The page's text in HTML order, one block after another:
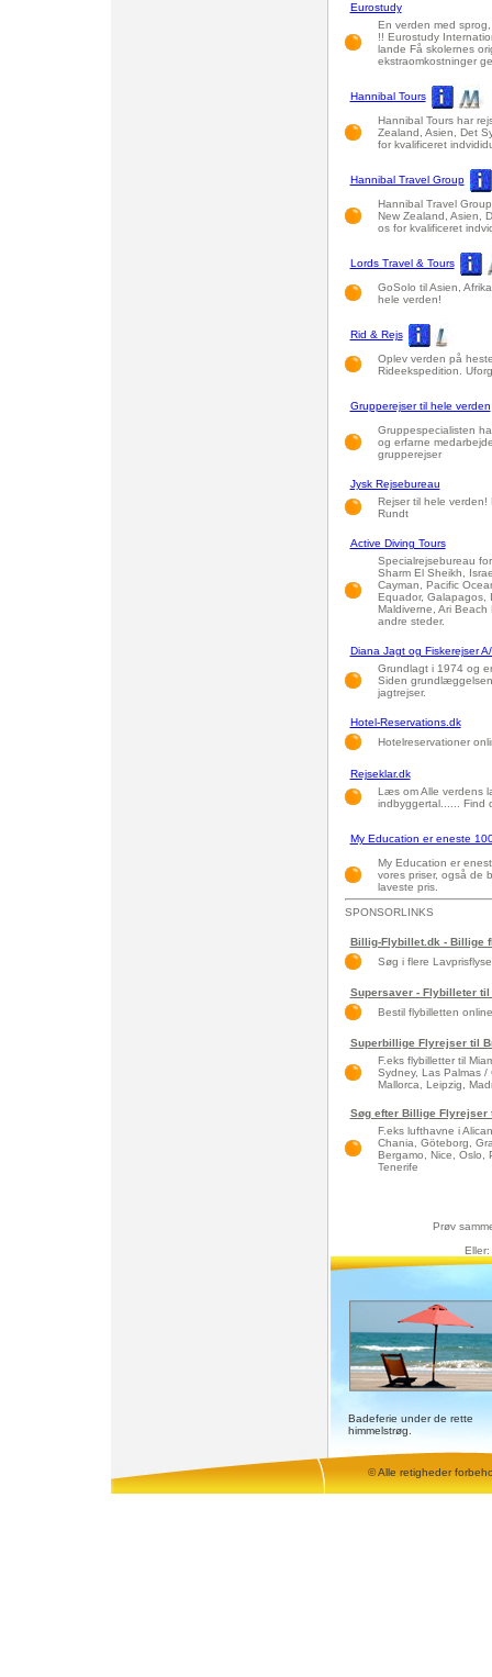
Eurostudy
En verden med
!! Eurostudy
lande Få skolernes
ekstraomkostninger
Hannibal Tours
Hannibal Tours har
Zealand, Asien, Det
for kvalificeret
Hannibal Travel Group
Hannibal Travel
New Zealand, Asien,
os for kvalificeret
Lords Travel & Tours
GoSolo til Asien,
hele verden!
Rid & Rejs
Oplev verden på
Rideekspedition.
Grupperejser til hele verden
Gruppespecialisten
og erfarne
grupperejser
Jysk Rejsebureau
Rejser til hele
Rundt
Active Diving Tours
Specialrejsebureau
Sharm El Sheikh,
Cayman, Pacific
Equador,
Maldiverne, Ari
andre steder.
Diana Jagt og Fiskerejser
Grundlagt i 1974 og
Siden
jagtrejser.
Hotel-Reservations.dk
Hotelreservationer
Rejseklar.dk
Læs om Alle verdens
indbyggertal...... Find
My Education er eneste
My Education er
vores priser, også de
laveste pris.
SPONSORLINKS
Billig-Flybillet.dk - Billige
Søg i flere
Supersaver - Flybilleter
Bestil flybilletten
Superbillige Flyrejser til
F.eks flybilletter til
Sydney, Las Palmas /
Mallorca, Leipzig,
Søg efter Billige Flyrejser
F.eks lufthavne i
Chania, Göteborg,
Bergamo, Nice, Oslo,
Tenerife
Prøv
Eller:
Badeferie under de rette
himmelstrøg.
© Alle retigheder